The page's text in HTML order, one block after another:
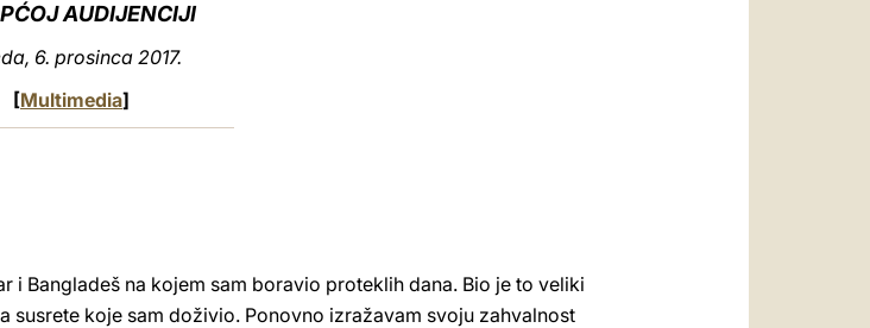
AUDIJENCIJI
6. prosinca 2017.
[Multimedia]
i Bangladeš na kojem sam boravio proteklih dana. Bio je to veliki
susrete koje sam doživio. Ponovno izražavam svoju zahvalnost